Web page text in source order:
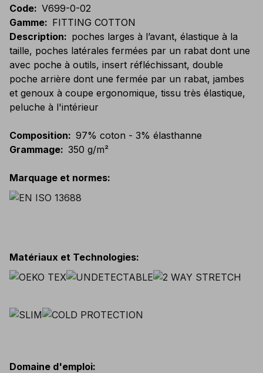
Code: V699-0-02
Gamme: FITTING COTTON
Description: poches larges à l’avant, élastique à la
taille, poches latérales fermées par un rabat dont une
avec poche à outils, insert réfléchissant, double
poche arrière dont une fermée par un rabat, jambes
et genoux à coupe ergonomique, tissu très élastique,
peluche à l'intérieur
Composition: 97% coton - 3% élasthanne
Grammage: 350 g/m²
Marquage et normes:
Matériaux et Technologies:
Domaine d'emploi: